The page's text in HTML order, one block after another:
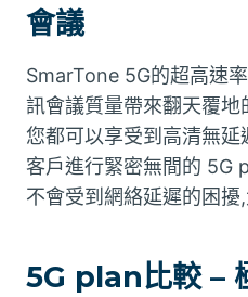
會議
SmarTone 5G的超高速
訊會議質量帶來翻天覆
您都可以享受到高清無
客戶進行緊密無間的 5G
不會受到網絡延遲的困擾
5G plan比較 –